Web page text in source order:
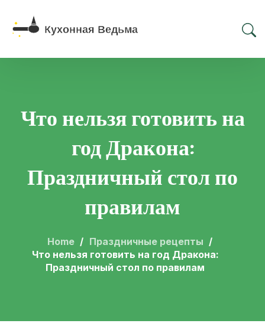
Что нельзя готовить на
год Дракона:
Праздничный стол по
правилам
Home
Праздничные рецепты
Что нельзя готовить на год Дракона:
Праздничный стол по правилам